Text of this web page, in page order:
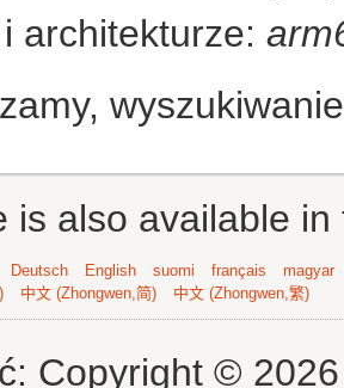
architekturze:
is also available
Deutsch English suomi français
magyar
中文 (Zhongwen,简) 中文 (Zhongwen,繁)
Copyright ©